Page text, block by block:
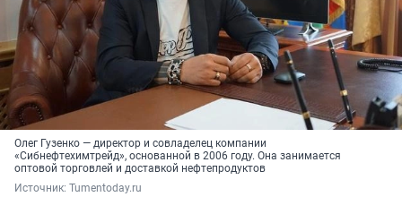
Олег Гузенко — директор и совладелец компании
«Сибнефтехимтрейд», основанной в 2006 году. Она занимается
оптовой торговлей и доставкой нефтепродуктов
Источник: Tumentoday.ru